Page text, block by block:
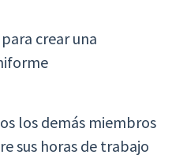
crear una
los demás miembros
sus horas de trabajo